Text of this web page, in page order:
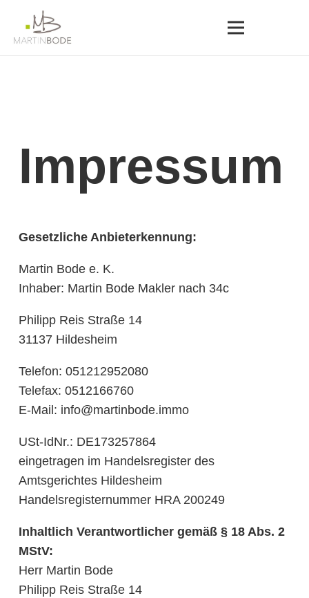
Impressum
Gesetzliche Anbieterkennung:
Martin Bode e. K.
Inhaber: Martin Bode Makler nach 34c
Philipp Reis Straße 14
31137 Hildesheim
Telefon: 051212952080
Telefax: 0512166760
E-Mail: info@martinbode.immo
USt-IdNr.: DE173257864
eingetragen im Handelsregister des
Amtsgerichtes Hildesheim
Handelsregisternummer HRA 200249
Inhaltlich Verantwortlicher gemäß § 18 Abs. 2
MStV:
Herr Martin Bode
Philipp Reis Straße 14